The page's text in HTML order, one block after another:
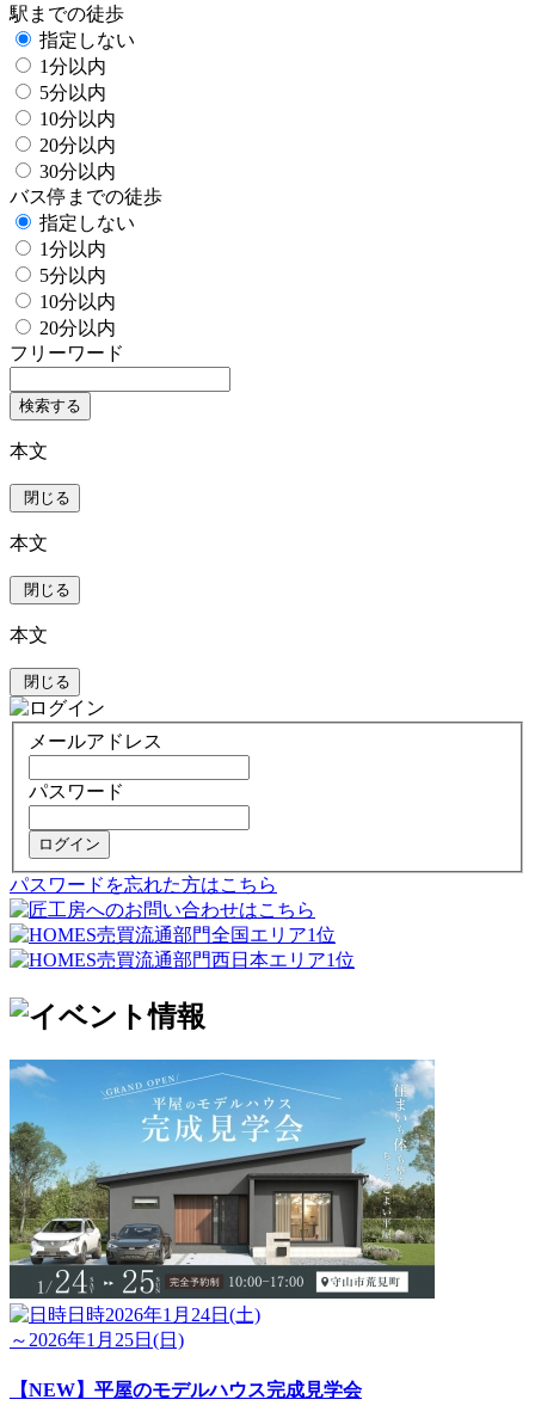
駅までの徒歩
指定しない
1分以内
5分以内
10分以内
20分以内
30分以内
バス停までの徒歩
指定しない
1分以内
5分以内
10分以内
20分以内
フリーワード
検索する
本文
閉じる
本文
閉じる
本文
閉じる
メールアドレス
パスワード
ログイン
パスワードを忘れた方はこちら
日時2026年1月24日(土)
～2026年1月25日(日)
【NEW】平屋のモデルハウス完成見学会